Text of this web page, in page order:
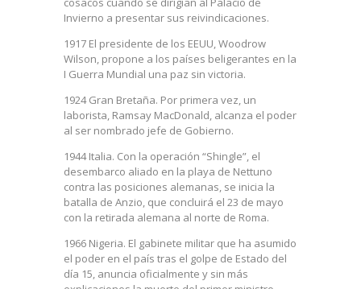
Invierno a presentar sus reivindicaciones.
1917 El presidente de los EEUU, Woodrow
Wilson, propone a los países beligerantes en la
I Guerra Mundial una paz sin victoria.
1924 Gran Bretaña. Por primera vez, un
laborista, Ramsay MacDonald, alcanza el poder
al ser nombrado jefe de Gobierno.
1944 Italia. Con la operación “Shingle”, el
desembarco aliado en la playa de Nettuno
contra las posiciones alemanas, se inicia la
batalla de Anzio, que concluirá el 23 de mayo
con la retirada alemana al norte de Roma.
1966 Nigeria. El gabinete militar que ha asumido
el poder en el país tras el golpe de Estado del
día 15, anuncia oficialmente y sin más